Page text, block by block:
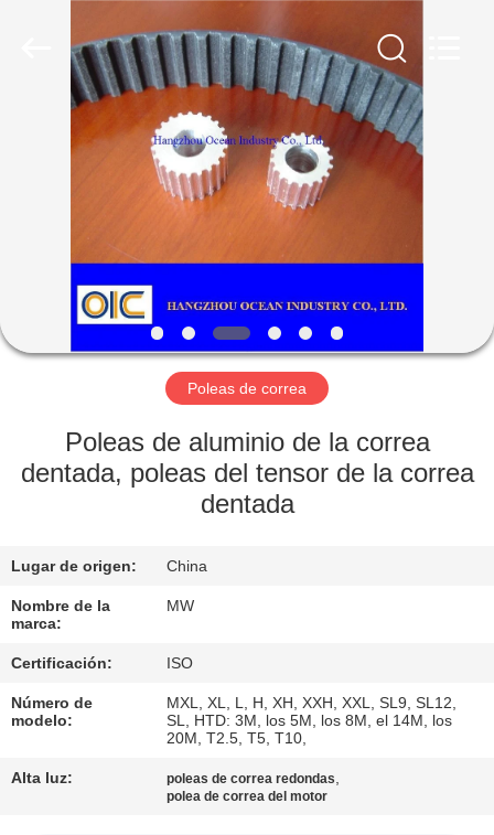
HOGAR
PRODUCTOS
SOBRE
NOSOTROS
VIAJE
FÁBRICA
DE
CALIDAD
EN
CONTACTO
CON
Poleas de correa
Poleas de aluminio de la correa
dentada, poleas del tensor de la correa
dentada
Lugar de origen: China
Nombre de la
marca:
MW
Certificación: ISO
Número de
modelo:
MXL, XL, L, H, XH, XXH, XXL, SL9, SL12,
SL, HTD: 3M, los 5M, los 8M, el 14M, los
20M, T2.5, T5, T10,
Alta luz: poleas de correa redondas,
polea de correa del motor